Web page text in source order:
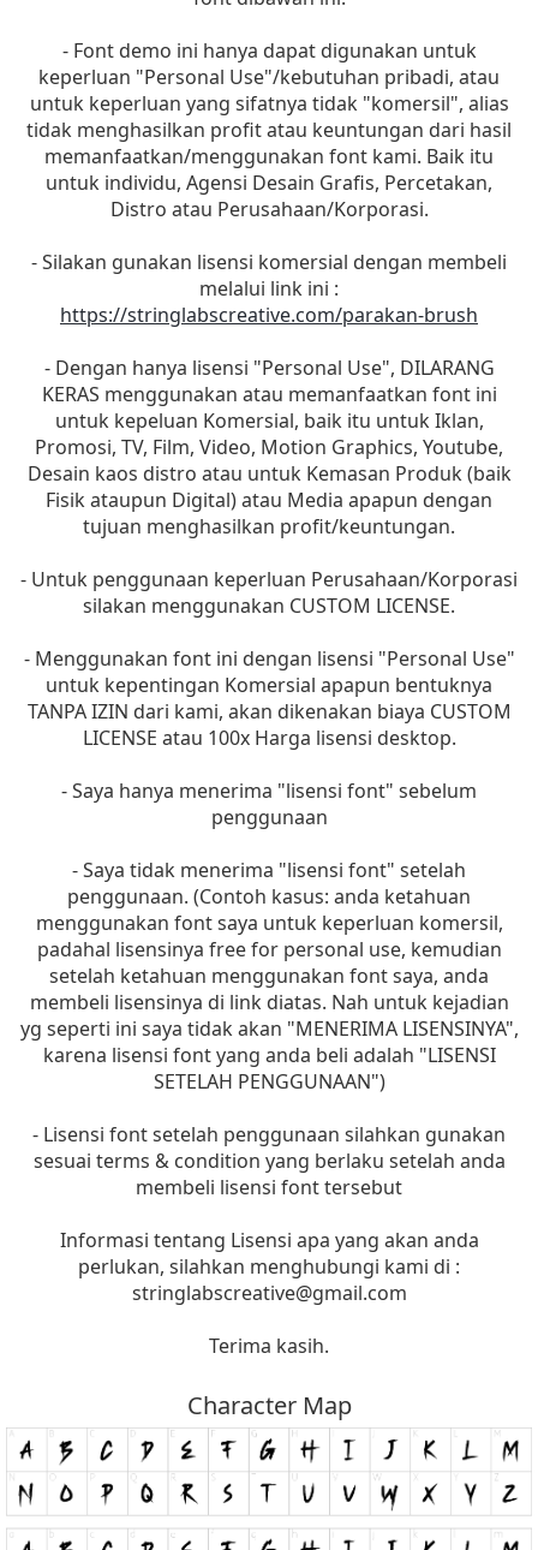
- Font demo ini hanya dapat digunakan untuk
keperluan "Personal Use"/kebutuhan pribadi, atau
untuk keperluan yang sifatnya tidak "komersil", alias
tidak menghasilkan profit atau keuntungan dari hasil
memanfaatkan/menggunakan font kami. Baik itu
untuk individu, Agensi Desain Grafis, Percetakan,
Distro atau Perusahaan/Korporasi.
- Silakan gunakan lisensi komersial dengan membeli
melalui link ini :
https://stringlabscreative.com/parakan-brush
- Dengan hanya lisensi "Personal Use", DILARANG
KERAS menggunakan atau memanfaatkan font ini
untuk kepeluan Komersial, baik itu untuk Iklan,
Promosi, TV, Film, Video, Motion Graphics, Youtube,
Desain kaos distro atau untuk Kemasan Produk (baik
Fisik ataupun Digital) atau Media apapun dengan
tujuan menghasilkan profit/keuntungan.
- Untuk penggunaan keperluan Perusahaan/Korporasi
silakan menggunakan CUSTOM LICENSE.
- Menggunakan font ini dengan lisensi "Personal Use"
untuk kepentingan Komersial apapun bentuknya
TANPA IZIN dari kami, akan dikenakan biaya CUSTOM
LICENSE atau 100x Harga lisensi desktop.
- Saya hanya menerima "lisensi font" sebelum
penggunaan
- Saya tidak menerima "lisensi font" setelah
penggunaan. (Contoh kasus: anda ketahuan
menggunakan font saya untuk keperluan komersil,
padahal lisensinya free for personal use, kemudian
setelah ketahuan menggunakan font saya, anda
membeli lisensinya di link diatas. Nah untuk kejadian
yg seperti ini saya tidak akan "MENERIMA LISENSINYA",
karena lisensi font yang anda beli adalah "LISENSI
SETELAH PENGGUNAAN")
- Lisensi font setelah penggunaan silahkan gunakan
sesuai terms & condition yang berlaku setelah anda
membeli lisensi font tersebut
Informasi tentang Lisensi apa yang akan anda
perlukan, silahkan menghubungi kami di :
stringlabscreative@gmail.com
Terima kasih.
Character Map